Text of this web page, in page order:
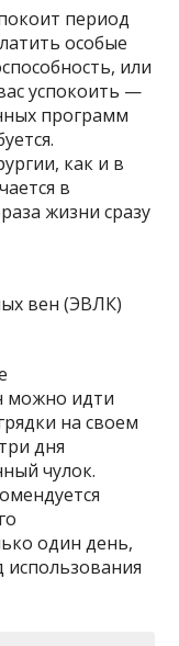
период
особые
или
успокоить —
программ
как и в
в
жизни сразу
можно идти
на своем
дня
чулок.
один день,